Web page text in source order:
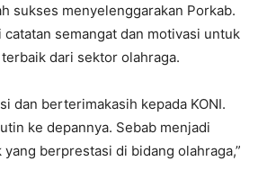
sukses menyelenggarakan Porkab.
catatan semangat dan motivasi untuk
dari sektor olahraga.
dan berterimakasih kepada KONI.
ke depannya. Sebab menjadi
yang berprestasi di bidang olahraga,”